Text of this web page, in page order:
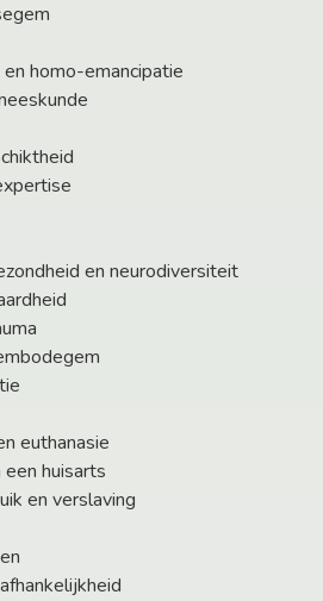
homo-emancipatie
en neurodiversiteit
euthanasie
huisarts
en verslaving